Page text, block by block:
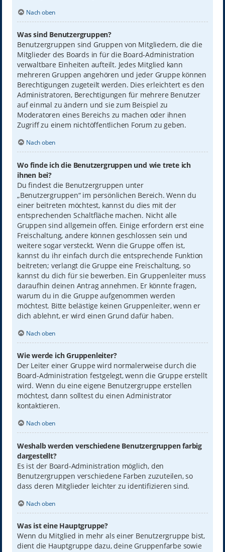
Nach oben
Was sind Benutzergruppen?
Benutzergruppen sind Gruppen von Mitgliedern, die die
Mitglieder des Boards in für die Board-Administration
verwaltbare Einheiten aufteilt. Jedes Mitglied kann
mehreren Gruppen angehören und jeder Gruppe können
Berechtigungen zugeteilt werden. Dies erleichtert es den
Administratoren, Berechtigungen für mehrere Benutzer
auf einmal zu ändern und sie zum Beispiel zu
Moderatoren eines Bereichs zu machen oder ihnen
Zugriff zu einem nichtöffentlichen Forum zu geben.
Nach oben
Wo finde ich die Benutzergruppen und wie trete ich
ihnen bei?
Du findest die Benutzergruppen unter
„Benutzergruppen“ im persönlichen Bereich. Wenn du
einer beitreten möchtest, kannst du dies mit der
entsprechenden Schaltfläche machen. Nicht alle
Gruppen sind allgemein offen. Einige erfordern erst eine
Freischaltung, andere können geschlossen sein und
weitere sogar versteckt. Wenn die Gruppe offen ist,
kannst du ihr einfach durch die entsprechende Funktion
beitreten; verlangt die Gruppe eine Freischaltung, so
kannst du dich für sie bewerben. Ein Gruppenleiter muss
daraufhin deinen Antrag annehmen. Er könnte fragen,
warum du in die Gruppe aufgenommen werden
möchtest. Bitte belästige keinen Gruppenleiter, wenn er
dich ablehnt, er wird einen Grund dafür haben.
Nach oben
Wie werde ich Gruppenleiter?
Der Leiter einer Gruppe wird normalerweise durch die
Board-Administration festgelegt, wenn die Gruppe erstellt
wird. Wenn du eine eigene Benutzergruppe erstellen
möchtest, dann solltest du einen Administrator
kontaktieren.
Nach oben
Weshalb werden verschiedene Benutzergruppen farbig
dargestellt?
Es ist der Board-Administration möglich, den
Benutzergruppen verschiedene Farben zuzuteilen, so
dass deren Mitglieder leichter zu identifizieren sind.
Nach oben
Was ist eine Hauptgruppe?
Wenn du Mitglied in mehr als einer Benutzergruppe bist,
dient die Hauptgruppe dazu, deine Gruppenfarbe sowie